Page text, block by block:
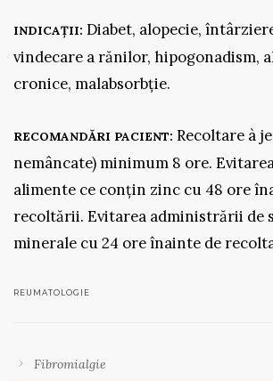
INDICAȚII: Diabet, alopecie,
vindecare a rănilor, hipogonadism,
cronice, malabsorbție.
RECOMANDĂRI PACIENT: Recoltare à
nemâncate) minimum 8 ore.
alimente ce conțin zinc cu 48 ore
recoltării. Evitarea administrării de
minerale cu 24 ore înainte de
REUMATOLOGIE
Fibromialgie